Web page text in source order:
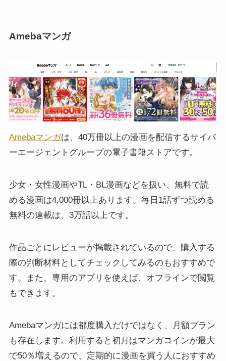
Amebaマンガ
Amebaマンガは、40万冊以上の漫画を配信するサイバ
ーエージェントグループの電子書籍ストアです。
少女・女性漫画やTL・BL漫画などを扱い、無料で読
める漫画は4,000冊以上あります。毎日1話ずつ読める
無料の連載は、3万話以上です。
作品ごとにレビューが掲載されているので、購入する
際の判断材料としてチェックしてみるのもおすすめで
す。また、専用のアプリを使えば、オフラインで閲覧
もできます。
Amebaマンガには都度購入だけではなく、月額プラン
も存在します。利用すると初月はマンガコインが最大
で50％増えるので、定期的に漫画を買う人におすすめ